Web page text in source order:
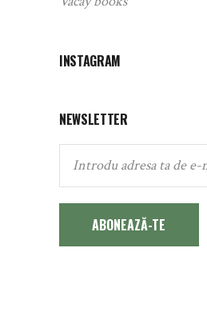
INSTAGRAM
NEWSLETTER
ABONEAZĂ-TE